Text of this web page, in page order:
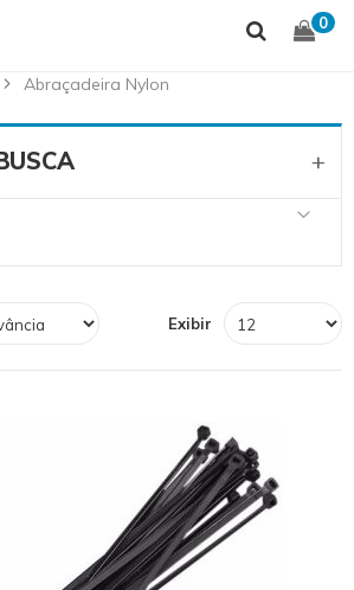
0
Abraçadeira Nylon
Exibir